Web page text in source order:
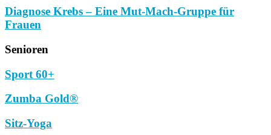
Diagnose Krebs – Eine Mut-Mach-Gruppe für
Frauen
Senioren
Sport 60+
Zumba Gold®
Sitz-Yoga